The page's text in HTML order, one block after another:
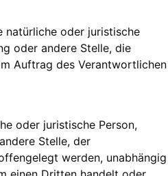
natürliche oder juristische
oder andere Stelle, die
Auftrag des Verantwortlichen
oder juristische Person,
Stelle, der
werden, unabhängig